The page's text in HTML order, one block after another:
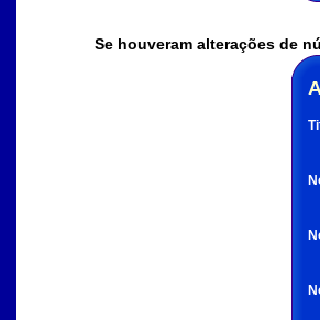
Se houveram alterações de